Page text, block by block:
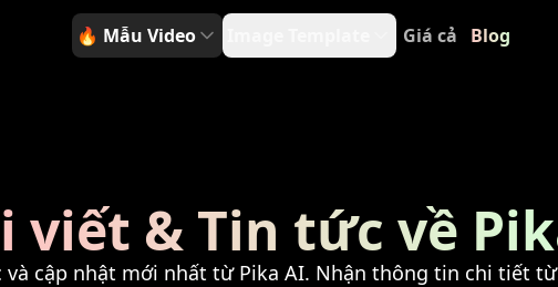
🔥 Mẫu Video Giá cả Blog
viết & Tin tức về
cập nhật mới nhất từ Pika AI. Nhận thông tin chi tiết